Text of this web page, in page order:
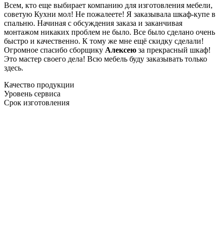
Всем, кто еще выбирает компанию для изготовления мебели,
советую Кухни мол! Не пожалеете! Я заказывала шкаф-купе в
спальню. Начиная с обсуждения заказа и заканчивая
монтажом никаких проблем не было. Все было сделано очень
быстро и качественно. К тому же мне ещё скидку сделали!
Огромное спасибо сборщику Алексею за прекрасный шкаф!
Это мастер своего дела! Всю мебель буду заказывать только
здесь.
Качество продукции
Уровень сервиса
Срок изготовления